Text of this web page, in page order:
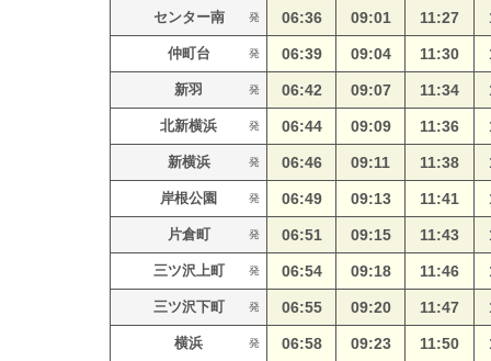
センター南 発 06:36 09:01 11:27
仲町台 発 06:39 09:04 11:30
新羽 発 06:42 09:07 11:34
北新横浜 発 06:44 09:09 11:36
新横浜 発 06:46 09:11 11:38
岸根公園 発 06:49 09:13 11:41
片倉町 発 06:51 09:15 11:43
三ツ沢上町 発 06:54 09:18 11:46
三ツ沢下町 発 06:55 09:20 11:47
横浜 発 06:58 09:23 11:50